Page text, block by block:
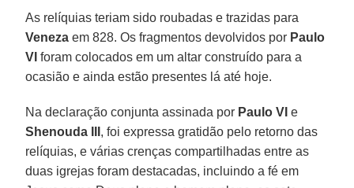
As relíquias teriam sido roubadas e trazidas para
Veneza em 828. Os fragmentos devolvidos por Paulo
VI foram colocados em um altar construído para a
ocasião e ainda estão presentes lá até hoje.
Na declaração conjunta assinada por Paulo VI e
Shenouda III , foi expressa gratidão pelo retorno das
relíquias, e várias crenças compartilhadas entre as
duas igrejas foram destacadas, incluindo a fé em